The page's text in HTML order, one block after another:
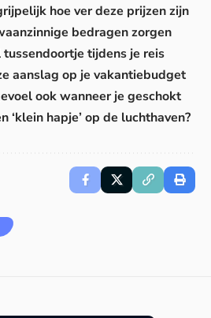
hoe ver deze prijzen zijn
bedragen zorgen
tijdens je reis
aanslag op je vakantiebudget
ook wanneer je geschokt
‘klein hapje’ op de luchthaven?